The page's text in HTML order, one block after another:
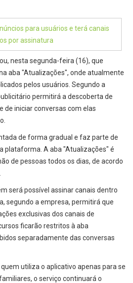
nesta segunda-feira (16), que
aba "Atualizações", onde atualmente
pelos usuários. Segundo a
permitirá a descoberta de
de iniciar conversas com elas
de forma gradual e faz parte de
plataforma. A aba "Atualizações" é
de pessoas todos os dias, de acordo
será possível assinar canais dentro
segundo a empresa, permitirá que
exclusivas dos canais de
ficarão restritos à aba
separadamente das conversas
utiliza o aplicativo apenas para se
o serviço continuará o